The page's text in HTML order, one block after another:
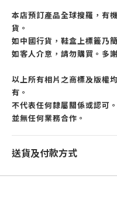
本店預訂產品全球搜羅，有
貨。
如中國行貨，鞋盒上標籤乃
如客人介意，請勿購買。多
以上所有相片之商標及版權
有。
不代表任何隸屬關係或認可
並無任何業務合作。
送貨及付款方式